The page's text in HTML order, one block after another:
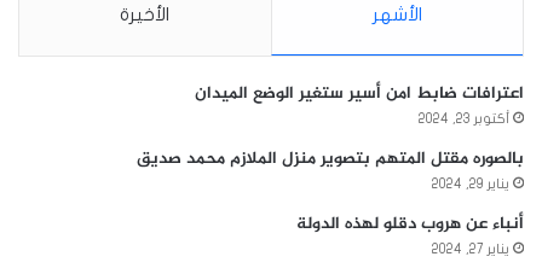
الأشهر الأخيرة
اعترافات ضابط امن أسير ستغير الوضع الميدان
أكتوبر 23, 2024
بالصوره مقتل المتهم بتصوير منزل الملازم محمد صديق
يناير 29, 2024
أنباء عن هروب دقلو لهذه الدولة
يناير 27, 2024